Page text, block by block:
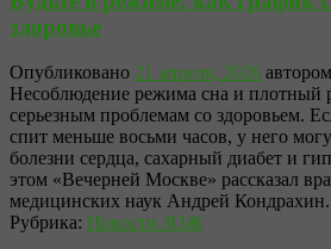
здоровье
Опубликовано 21 апреля, 2026 автором
Несоблюдение режима сна и плотный
серьезным проблемам со здоровьем.
спит меньше восьми часов, у него
болезни сердца, сахарный диабет и
этом «Вечерней Москве» рассказал
медицинских наук Андрей Кондрахин.
Рубрика: Новости ЗОЖ